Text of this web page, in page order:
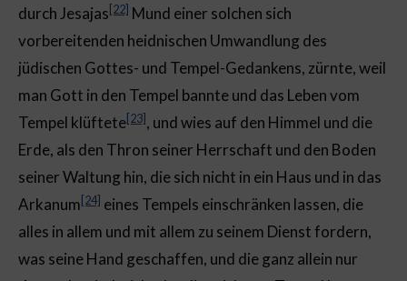
durch Jesajas[22] Mund einer solchen sich
vorbereitenden heidnischen Umwandlung des
jüdischen Gottes- und Tempel-Gedankens, zürnte, weil
man Gott in den Tempel bannte und das Leben vom
Tempel klüftete[23], und wies auf den Himmel und die
Erde, als den Thron seiner Herrschaft und den Boden
seiner Waltung hin, die sich nicht in ein Haus und in das
Arkanum[24] eines Tempels einschränken lassen, die
alles in allem und mit allem zu seinem Dienst fordern,
was seine Hand geschaffen, und die ganz allein nur